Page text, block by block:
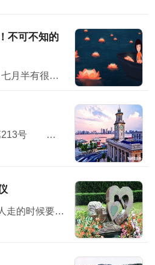
不可不知的
盂兰盆节，又称中元节，七月半有很多民俗禁忌；民间在中元节这天会举办祭祀活动怀念亲人，并对未来寄予美好的祝愿。节日习俗主要有祭祖、放河灯、祀亡魂、焚纸锭等七月半”原本...
武汉市人民政府令 第213号 《武汉市殡葬管理办法》已经2010年11月15日市人民政府第119次常务会议通过，现予公布，自2011年1月7日起施行。<...
1、武汉丧事风俗：老年人走的时候要有子女在旁，才方便说下最后遗嘱之类的话。 2、布置灵堂，灵堂设在堂屋中，灵堂前壁上布置个“奠”字，“奠”字下面是供桌，供桌上面放鱼、肉、馒头水...